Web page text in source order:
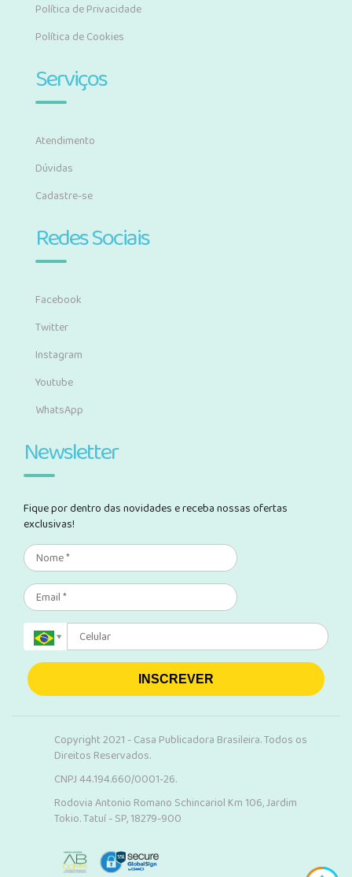
Política de Privacidade
Política de Cookies
Serviços
Atendimento
Dúvidas
Cadastre-se
Redes Sociais
Facebook
Twitter
Instagram
Youtube
WhatsApp
Newsletter
Fique por dentro das novidades e receba nossas ofertas
exclusivas!
INSCREVER
Copyright 2021 - Casa Publicadora Brasileira. Todos os
Direitos Reservados.
CNPJ 44.194.660/0001-26.
Rodovia Antonio Romano Schincariol Km 106, Jardim
Tokio. Tatuí - SP, 18279-900